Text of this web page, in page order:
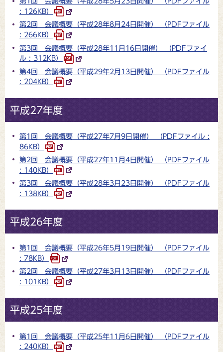
: 126KB）
第2回 会議概要（平成28年8月24日開催） （PDFファイル
: 266KB）
第3回 会議概要（平成28年11月16日開催） （PDFファイ
ル : 312KB）
第4回 会議概要（平成29年2月13日開催） （PDFファイル
: 204KB）
平成27年度
第1回 会議概要（平成27年7月9日開催） （PDFファイル :
86KB）
第2回 会議概要（平成27年11月4日開催） （PDFファイル
: 140KB）
第3回 会議概要（平成28年3月23日開催） （PDFファイル
: 138KB）
平成26年度
第1回 会議概要（平成26年5月19日開催） （PDFファイル
: 78KB）
第2回 会議概要（平成27年3月13日開催） （PDFファイル
: 101KB）
平成25年度
第1回 会議概要（平成25年11月6日開催） （PDFファイル
: 240KB）